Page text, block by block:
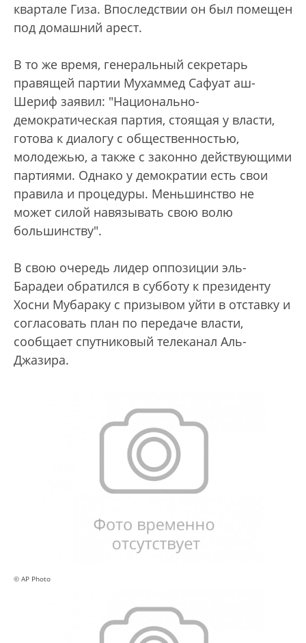
квартале Гиза. Впоследствии он был помещен
под домашний арест.
В то же время, генеральный секретарь
правящей партии Мухаммед Сафуат аш-
Шериф заявил: "Национально-
демократическая партия, стоящая у власти,
готова к диалогу с общественностью,
молодежью, а также с законно действующими
партиями. Однако у демократии есть свои
правила и процедуры. Меньшинство не
может силой навязывать свою волю
большинству".
В свою очередь лидер оппозиции эль-
Барадеи обратился в субботу к президенту
Хосни Мубараку с призывом уйти в отставку и
согласовать план по передаче власти,
сообщает спутниковый телеканал Аль-
Джазира.
© AP Photo